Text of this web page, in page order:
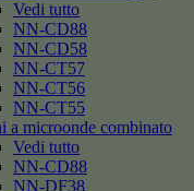
Vedi tutto
NN-CD88
NN-CD58
NN-CT57
NN-CT56
NN-CT55
a microonde combinato
Vedi tutto
NN-CD88
NN-DF38